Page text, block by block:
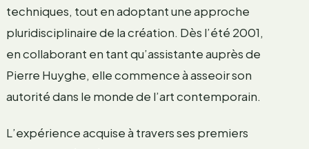
techniques, tout en adoptant une approche
pluridisciplinaire de la création. Dès l’été 2001,
en collaborant en tant qu’assistante auprès de
Pierre Huyghe, elle commence à asseoir son
autorité dans le monde de l’art contemporain.
L’expérience acquise à travers ses premiers